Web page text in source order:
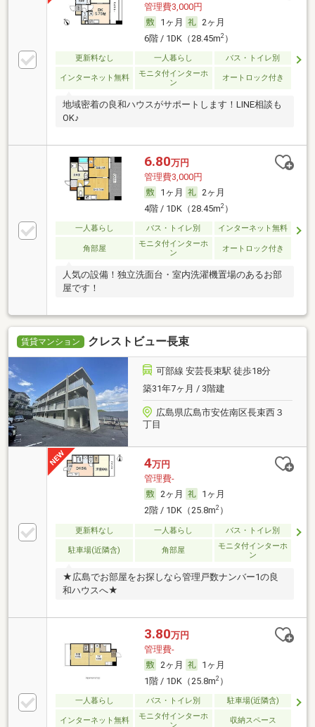
管理費3,000円
1ヶ月
2ヶ月
6階 / 1DK（28.45m2）
更新料なし 一人暮らし バス・トイレ別
インターネット無料
モニタ付インターホ
ン
オートロック付き
地域密着の良和ハウスがサポートします！LINE相談も
OK♪
6.80万円
管理費3,000円
1ヶ月
2ヶ月
4階 / 1DK（28.45m2）
一人暮らし バス・トイレ別 インターネット無料
角部屋
モニタ付インターホ
ン
オートロック付き
人気の設備！独立洗面台・室内洗濯機置場のあるお部
屋です！
賃貸マンション クレストビュー長束
可部線 安芸長束駅 徒歩18分
築31年7ヶ月 / 3階建
広島県広島市安佐南区長束西３
丁目
4万円
管理費-
2ヶ月
1ヶ月
2階 / 1DK（25.8m2）
更新料なし 一人暮らし バス・トイレ別
駐車場(近隣含) 角部屋
モニタ付インターホ
ン
★広島でお部屋をお探しなら管理戸数ナンバー1の良
和ハウスへ★
3.80万円
管理費-
2ヶ月
1ヶ月
1階 / 1DK（25.8m2）
一人暮らし バス・トイレ別 駐車場(近隣含)
インターネット無料
モニタ付インターホ
収納スペース